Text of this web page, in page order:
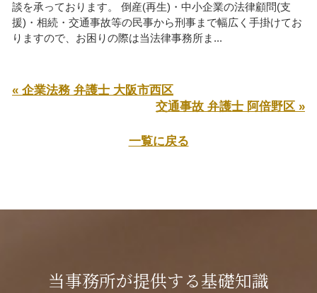
談を承っております。 倒産(再生)・中小企業の法律顧問(支
援)・相続・交通事故等の民事から刑事まで幅広く手掛けてお
りますので、お困りの際は当法律事務所ま...
« 企業法務 弁護士 大阪市西区
交通事故 弁護士 阿倍野区 »
一覧に戻る
当事務所が提供する基礎知識